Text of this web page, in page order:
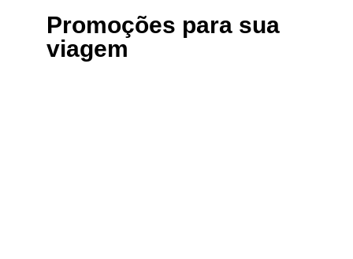
Promoções para sua
viagem